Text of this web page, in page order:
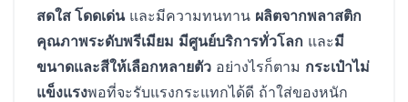
สดใส โดดเด่นและมีความทนทาน ผลิตจากพลาสติก
คุณภาพระดับพรีเมียม มีศูนย์บริการทั่วโลก และมี
ขนาดและสีให้เลือกหลายตัว อย่างไรก็ตาม กระเป๋าไม่
แข็งแรงพอที่จะรับแรงกระแทกได้ดี ถ้าใส่ของหนัก